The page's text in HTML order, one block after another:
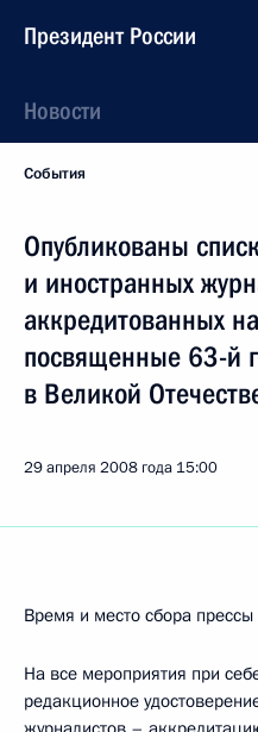
Президент России
Новости
События
Опубликованы
и иностранных
аккредитованных
посвященные 63-й
в Великой
29 апреля 2008 года 15:00
Время и место сбора прессы
На все мероприятия при
редакционное